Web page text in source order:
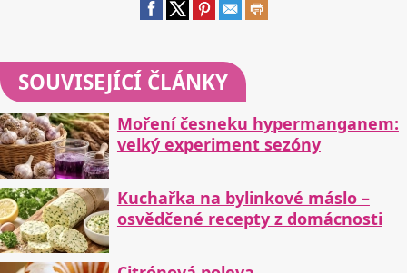
SOUVISEJÍCÍ ČLÁNKY
Moření česneku hypermanganem:
velký experiment sezóny
Kuchařka na bylinkové máslo –
osvědčené recepty z domácnosti